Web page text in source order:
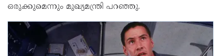
ഒരുക്കുമെന്നും മുഖ്യമന്ത്രി പറഞ്ഞു.